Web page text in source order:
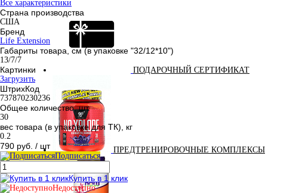
ПОДАРОЧНЫЙ СЕРТИФИКАТ
ПРЕДТРЕНИРОВОЧНЫЕ КОМПЛЕКСЫ
Все характеристики
Страна производства
США
Бренд
Life Extension
Габариты товара, см (в упаковке "32/12*10")
13/7/7
Картинки
Загрузить
ШтрихКод
737870230236
Общее количество, шт.
30
вес товара (в упаковке для ТК), кг
0.2
790 руб. / шт
Подписаться
Купить в 1 клик
Недоступно